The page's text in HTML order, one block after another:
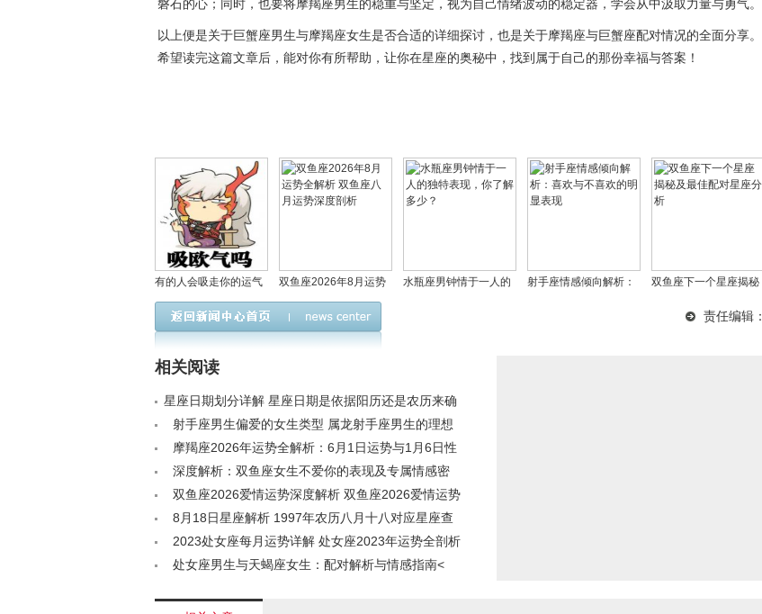
磐石的心；同时，也要将摩羯座男生的稳重与坚定，视为自己情绪波动的稳定器，学会从中汲取力量与勇气。
以上便是关于巨蟹座男生与摩羯座女生是否合适的详细探讨，也是关于摩羯座与巨蟹座配对情况的全面分享。
希望读完这篇文章后，能对你有所帮助，让你在星座的奥秘中，找到属于自己的那份幸福与答案！
有的人会吸走你的运气
真的假的，怎么看出自
己被借运了？
双鱼座2026年8月运势
全解析 双鱼座八月运势
水瓶座男钟情于一人的
射手座情感倾向解析：
双鱼座下一个星座揭秘
责任编辑：
相关阅读
星座日期划分详解 星座日期是依据阳历还是农历来确
定< /a>
射手座男生偏爱的女生类型 属龙射手座男生的理想
伴侣解析< /a>
摩羯座2026年运势全解析：6月1日运势与1月6日性
格揭秘< /a>
深度解析：双鱼座女生不爱你的表现及专属情感密
码< /a>
双鱼座2026爱情运势深度解析 双鱼座2026爱情运势
全知道< /a>
8月18日星座解析 1997年农历八月十八对应星座查
询< /a>2023处女座每月运势详解 处女座2023年运势全剖析
< /a>处女座男生与天蝎座女生：配对解析与情感指南<